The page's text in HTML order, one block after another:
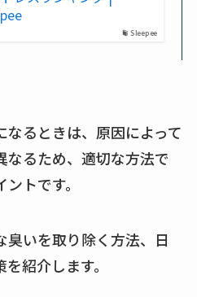
Sleepee
るときは、原因によって
なるため、適切な方法で
トです。
いを取り除く方法、日
紹介します。